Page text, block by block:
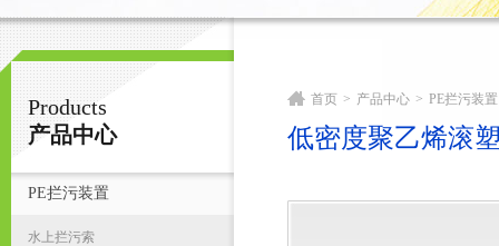
宁波君益塑业有限公司
Products
产品中心
PE拦污装置
水上拦污索
首页 > 产品中心 > PE拦污装置
低密度聚乙烯滚